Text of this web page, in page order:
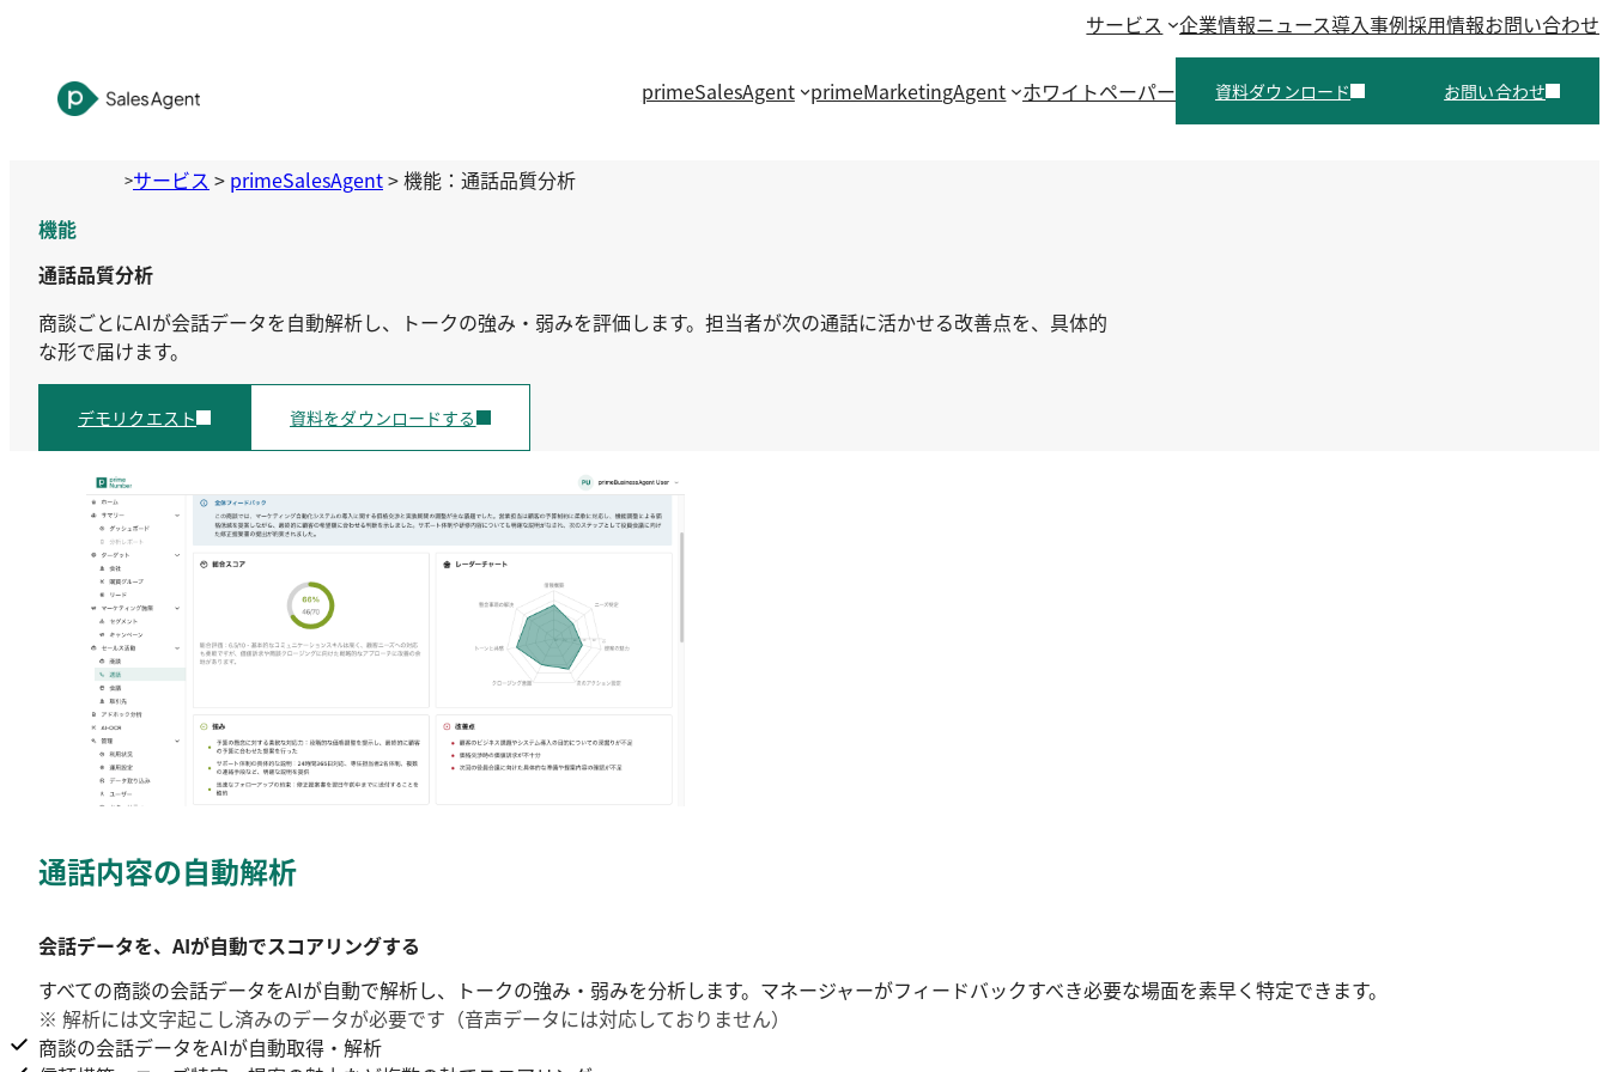
サービス 企業情報ニュース導入事例採用情報お問い合わせ
primeSalesAgent primeMarketingAgent ホワイトペーパー 資料ダウンロード お問い合わせ
>サービス > primeSalesAgent>機能：通話品質分析
機能
通話品質分析
商談ごとにAIが会話データを自動解析し、トークの強み・弱みを評価します。担当者が次の通話に活かせる改善点を、具体的
な形で届けます。
デモリクエスト 資料をダウンロードする
通話内容の自動解析
会話データを、AIが自動でスコアリングする
すべての商談の会話データをAIが自動で解析し、トークの強み・弱みを分析します。マネージャーがフィードバックすべき必要な場面を素早く特定できます。
※ 解析には文字起こし済みのデータが必要です（音声データには対応しておりません）
商談の会話データをAIが自動取得・解析